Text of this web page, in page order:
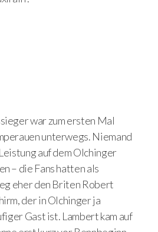
war zum ersten Mal
unterwegs. Niemand
auf dem Olchinger
– die Fans hatten als
eher den Briten Robert
der in Olchinger ja
Gast ist. Lambert kam auf